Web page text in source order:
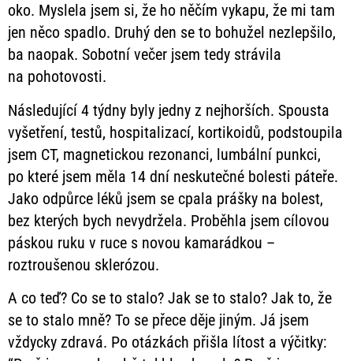
oko. Myslela jsem si, že ho něčím vykapu, že mi tam
jen něco spadlo. Druhý den se to bohužel nezlepšilo,
ba naopak. Sobotní večer jsem tedy strávila
na pohotovosti.
Následující 4 týdny byly jedny z nejhorších. Spousta
vyšetření, testů, hospitalizací, kortikoidů, podstoupila
jsem CT, magnetickou rezonanci, lumbální punkci,
po které jsem měla 14 dní neskutečné bolesti páteře.
Jako odpůrce léků jsem se cpala prášky na bolest,
bez kterých bych nevydržela. Proběhla jsem cílovou
páskou ruku v ruce s novou kamarádkou –
roztroušenou sklerózou.
A co teď? Co se to stalo? Jak se to stalo? Jak to, že
se to stalo mně? To se přece děje jiným. Já jsem
vždycky zdravá. Po otázkách přišla lítost a výčitky: